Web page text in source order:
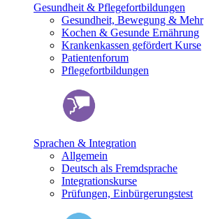
Gesundheit & Pflegefortbildungen
Gesundheit, Bewegung & Mehr
Kochen & Gesunde Ernährung
Krankenkassen gefördert Kurse
Patientenforum
Pflegefortbildungen
Sprachen & Integration
Allgemein
Deutsch als Fremdsprache
Integrationskurse
Prüfungen, Einbürgerungstest